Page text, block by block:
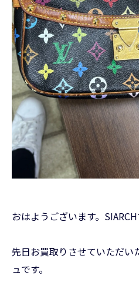
おはようございます。
先日お買取りさせていただい
ュです。